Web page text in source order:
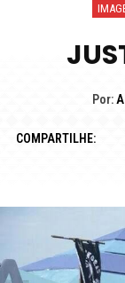
Por:
COMPARTILHE: